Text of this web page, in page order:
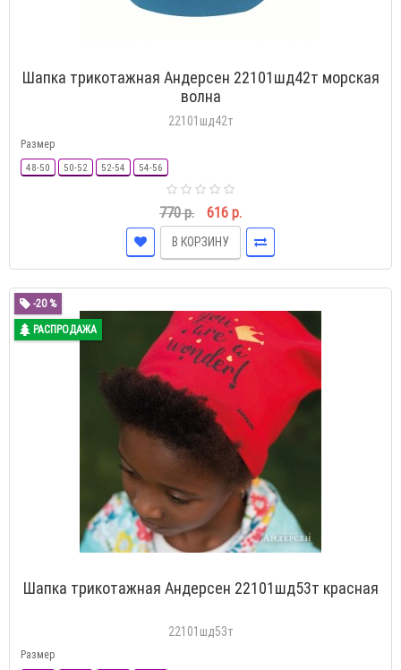
Шапка трикотажная Андерсен 22101шд42т морская
волна
22101шд42т
Размер
48-50 50-52 52-54 54-56
770 р. 616 р.
В КОРЗИНУ
-20 %
РАСПРОДАЖА
Шапка трикотажная Андерсен 22101шд53т красная
22101шд53т
Размер